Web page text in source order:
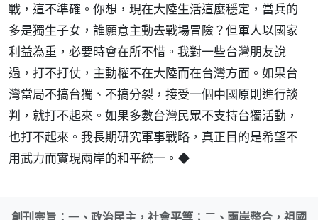
戰，這不準確。你想，現在大陸生活這麼穩定，當兵的
多是獨生子女，誰願意主動去戰場冒險？但軍人以國家
利益為重，必要時會在所不惜。我對一些台灣朋友說
過，打不打仗，主動權不在大陸而在台灣方面。如果台
灣當局不搞台獨、不搞分裂，接受一個中國原則進行談
判，就打不起來。如果多數台灣民眾不支持台獨活動，
也打不起來。我長期研究軍事戰略，真正目的是希望不
用武力而實現兩岸的和平統一。◆